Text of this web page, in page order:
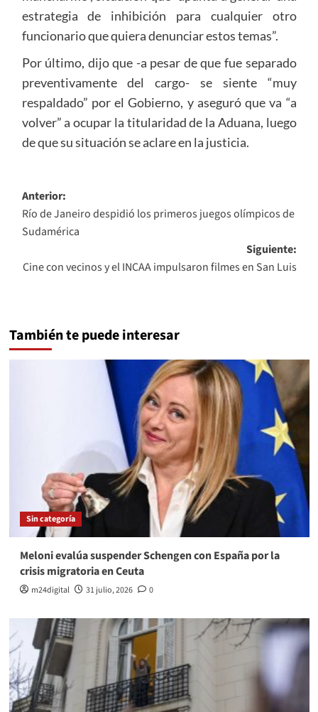
estrategia de inhibición para cualquier otro
funcionario que quiera denunciar estos temas”.
Por último, dijo que -a pesar de que fue separado
preventivamente del cargo- se siente “muy
respaldado” por el Gobierno, y aseguró que va “a
volver” a ocupar la titularidad de la Aduana, luego
de que su situación se aclare en la justicia.
Navegación
de
entradas
Anterior:
Río de Janeiro despidió los primeros juegos olímpicos de
Sudamérica
Siguiente:
Cine con vecinos y el INCAA impulsaron filmes en San Luis
También te puede interesar
Sin categoría
Meloni evalúa suspender Schengen con España por la
crisis migratoria en Ceuta
m24digital 31 julio, 2026 0